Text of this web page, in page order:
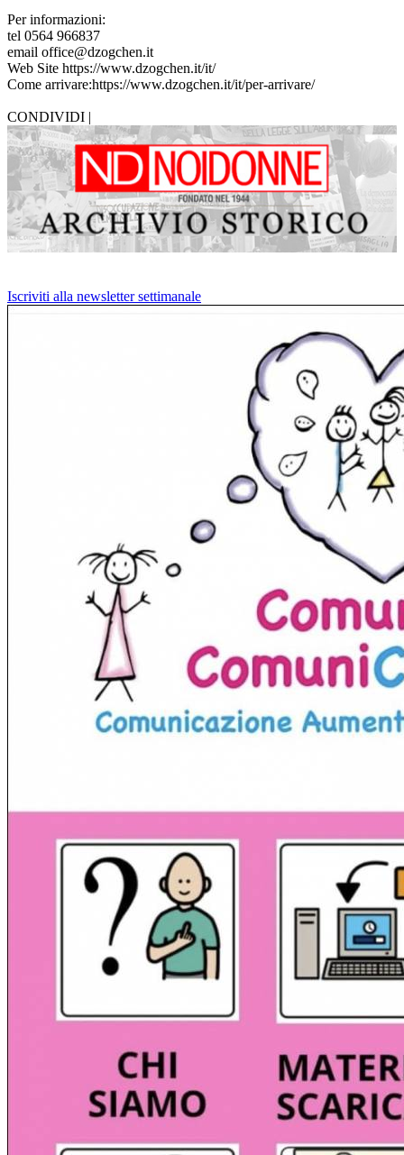
Per informazioni:
tel 0564 966837
email office@dzogchen.it
Web Site https://www.dzogchen.it/it/
Come arrivare:https://www.dzogchen.it/it/per-arrivare/
CONDIVIDI |
Iscriviti alla newsletter settimanale